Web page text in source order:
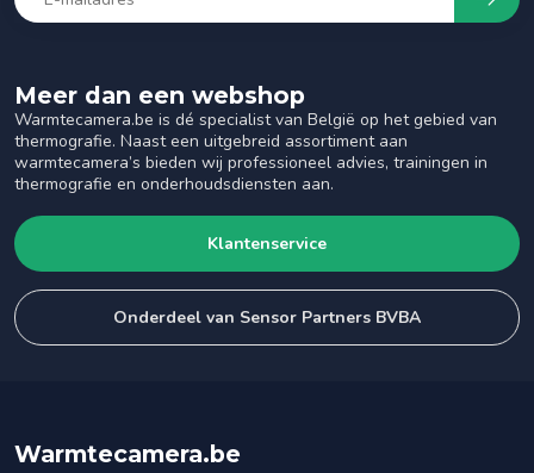
Meer dan een webshop
Warmtecamera.be is dé specialist van België op het gebied van
thermografie. Naast een uitgebreid assortiment aan
warmtecamera’s bieden wij professioneel advies, trainingen in
thermografie en onderhoudsdiensten aan.
Klantenservice
Onderdeel van Sensor Partners BVBA
Warmtecamera.be